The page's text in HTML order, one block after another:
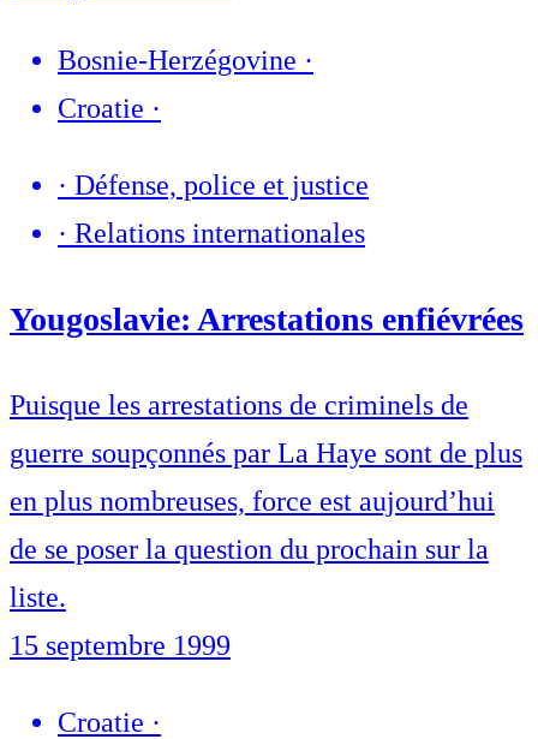
Bosnie-Herzégovine ·
Croatie ·
· Défense, police et justice
· Relations internationales
Yougoslavie: Arrestations enfiévrées
Puisque les arrestations de criminels de
guerre soupçonnés par La Haye sont de plus
en plus nombreuses, force est aujourd’hui
de se poser la question du prochain sur la
liste.
15 septembre 1999
Croatie ·